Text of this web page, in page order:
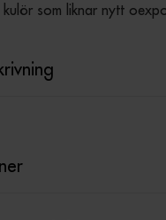
kulör som liknar nytt